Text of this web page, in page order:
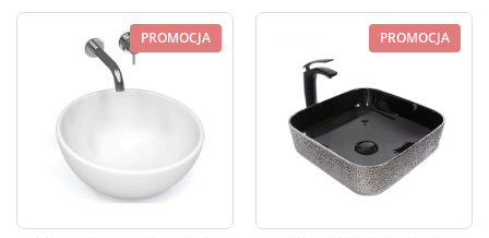
PROMOCJA PROMOCJA